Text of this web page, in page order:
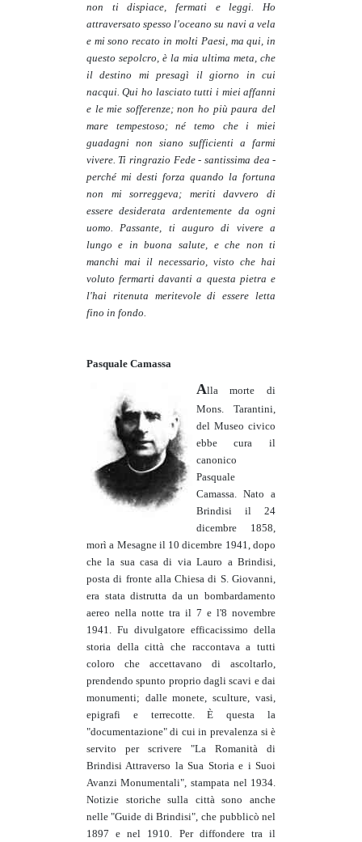
non ti dispiace, fermati e leggi. Ho
attraversato spesso l'oceano su navi a vela
e mi sono recato in molti Paesi, ma qui, in
questo sepolcro, è la mia ultima meta, che
il destino mi presagì il giorno in cui
nacqui. Qui ho lasciato tutti i miei affanni
e le mie sofferenze; non ho più paura del
mare tempestoso; né temo che i miei
guadagni non siano sufficienti a farmi
vivere. Ti ringrazio Fede - santissima dea -
perché mi desti forza quando la fortuna
non mi sorreggeva; meriti davvero di
essere desiderata ardentemente da ogni
uomo. Passante, ti auguro di vivere a
lungo e in buona salute, e che non ti
manchi mai il necessario, visto che hai
voluto fermarti davanti a questa pietra e
l'hai ritenuta meritevole di essere letta
fino in fondo.
Pasquale Camassa
Alla morte di
Mons. Tarantini,
del Museo civico
ebbe cura il
canonico
Pasquale
Camassa. Nato a
Brindisi il 24
dicembre 1858,
morì a Mesagne il 10 dicembre 1941, dopo
che la sua casa di via Lauro a Brindisi,
posta di fronte alla Chiesa di S. Giovanni,
era stata distrutta da un bombardamento
aereo nella notte tra il 7 e l'8 novembre
1941. Fu divulgatore efficacissimo della
storia della città che raccontava a tutti
coloro che accettavano di ascoltarlo,
prendendo spunto proprio dagli scavi e dai
monumenti; dalle monete, sculture, vasi,
epigrafi e terrecotte. È questa la
"documentazione" di cui in prevalenza si è
servito per scrivere "La Romanità di
Brindisi Attraverso la Sua Storia e i Suoi
Avanzi Monumentali", stampata nel 1934.
Notizie storiche sulla città sono anche
nelle "Guide di Brindisi", che pubblicò nel
1897 e nel 1910. Per diffondere tra il